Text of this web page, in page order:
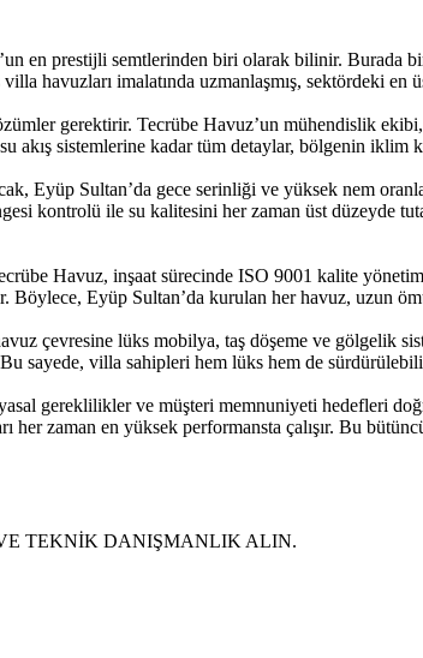
en prestijli semtlerinden biri olarak bilinir.
havuzları imalatında uzmanlaşmış, sektördeki
gerektirir. Tecrübe Havuz’un mühendislik
akış sistemlerine kadar tüm detaylar, bölgenin
Eyüp Sultan’da gece serinliği ve yüksek nem
kontrolü ile su kalitesini her zaman üst düzeyde
Havuz, inşaat sürecinde ISO 9001 kalite
Eyüp Sultan’da kurulan her havuz, uzun
çevresine lüks mobilya, taş döşeme ve gölgelik
sayede, villa sahipleri hem lüks hem de
gereklilikler ve müşteri memnuniyeti hedefleri
zaman en yüksek performansta çalışır. Bu
TEKNİK DANIŞMANLIK ALIN.